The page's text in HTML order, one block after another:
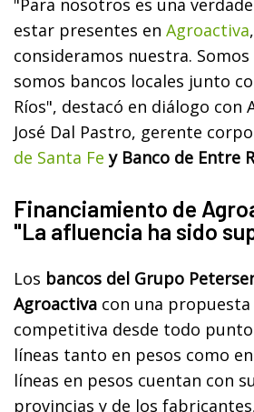
"Para nosotros es una
estar presentes en Agroactiva
consideramos nuestra. Somos
somos bancos locales junto
Ríos", destacó en diálogo con
José Dal Pastro, gerente
de Santa Fe y Banco de Entre
Financiamiento de
"La afluencia ha sido
Los bancos del Grupo
Agroactiva con una
competitiva desde todo
líneas tanto en pesos como
líneas en pesos cuentan con
provincias y de los